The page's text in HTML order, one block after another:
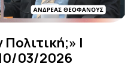
Πολιτική;» |
03/2026